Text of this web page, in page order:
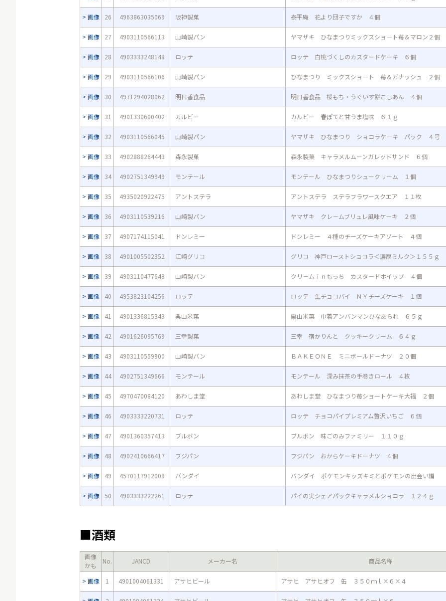
画像 26 4963863035069 阪神製菓 泰平庵 花より団子ですか ４個
画像 27 4903110566113 山崎製パン ヤマザキ ひなまつりミックスショ－ト苺＆マロン２個
画像 28 4903333248148 ロッテ ロッテ 白桃づくしのカスタードケーキ ６個
画像 29 4903110566106 山崎製パン ひなまつり ミックスショ－ト 苺＆ガナッシュ ２個
画像 30 4971294028062 明日香食品 明日香食品 桜もち・うぐいす餅こしあん ４個
画像 31 4901330600402 カルビー カルビー 春ぽてと甘うま塩味 ６１ｇ
画像 32 4903110566045 山崎製パン ヤマザキ ひなまつり ショコラケ－キ パック ４号
画像 33 4902888264443 森永製菓 森永製菓 キャラメルムーンガレットサンド ６個
画像 34 4902751349949 モンテール モンテール ひなまつりシュークリーム １個
画像 35 4935020922475 アントステラ アントステラ ステラフラワースクエア １１枚
画像 36 4903110539216 山崎製パン ヤマザキ クレ－ムブリュレ風味ケ－キ ２個
画像 37 4907174115041 ドンレミー ドンレミー ４種のチーズケーキアソート ４個
画像 38 4901005502352 江崎グリコ グリコ 神戸ローストショコラ＜濃厚ミルク＞１５５ｇ
画像 39 4903110477648 山崎製パン クリ－ムｉｎもっち カスタ－ドホイップ ４個
画像 40 4953823104256 ロッテ ロッテ 生チョコパイ ＮＹチーズケーキ １個
画像 41 4901336815343 栗山米菓 栗山米菓 巾着アンパンマンひなあられ ６５ｇ
画像 42 4901626095769 三幸製菓 三幸 宿かりんと クッキークリーム ６４ｇ
画像 43 4903110559900 山崎製パン ＢＡＫＥＯＮＥ ミニボ－ルド－ナツ ２０個
画像 44 4902751349666 モンテール モンテール 深み抹茶の手巻きロール ４枚
画像 45 4970470084120 あわしま堂 あわしま堂 ひなまつり苺ショートケーキ大福 ２個
画像 46 4903333220731 ロッテ ロッテ チョコパイプレミアム贅沢いちご ６個
画像 47 4901360357413 ブルボン ブルボン 味ごのみファミリー １１０ｇ
画像 48 4902410666417 フジパン フジパン おからケーキドーナツ ４個
画像 49 4570117912009 バンダイ バンダイ ポケモンキッズキミとポケモンの出会い編
画像 50 4903333222261 ロッテ パイの実シェアパックキャラメルショコラ １２４ｇ
■酒類
画像
かも
No. JANCD メーカー名 商品名称
画像 1 4901004061331 アサヒビール アサヒ アサヒオフ 缶 ３５０ｍｌ×６×４